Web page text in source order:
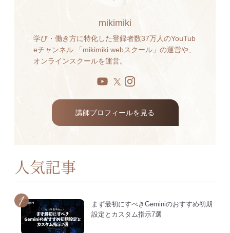
mikimiki
学び・働き方に特化した登録者数37万人のYouTub
eチャンネル 「mikimiki webスクール」の運営や、
オンラインスクールを運営。
講師プロフィールを見る
人気記事
まず最初にすべきGeminiのおすすめ初期
設定とカスタム指示7選